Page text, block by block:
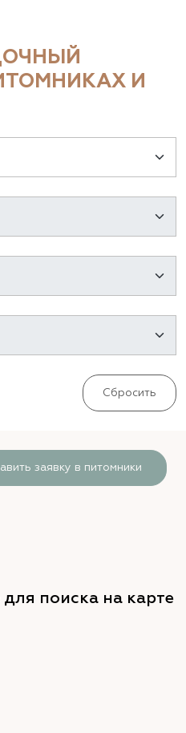
И
Сбросить
заявку в питомники
поиска на карте